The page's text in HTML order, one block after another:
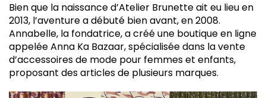
Bien que la naissance d’Atelier Brunette ait eu lieu en
2013, l’aventure a débuté bien avant, en 2008.
Annabelle, la fondatrice, a créé une boutique en ligne
appelée Anna Ka Bazaar, spécialisée dans la vente
d’accessoires de mode pour femmes et enfants,
proposant des articles de plusieurs marques.